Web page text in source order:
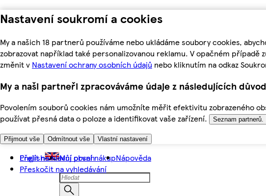
Nastavení soukromí a cookies
My a našich 18 partnerů používáme nebo ukládáme soubory cookies,
zobrazovat například také personalizovanou reklamu. V opačném
změnit v Nastavení ochrany osobních údajů nebo kliknutím na odkaz
My a naši partneři zpracováváme údaje z následujících
Povolením souborů cookies nám umožníte měřit efektivitu zobrazeného
používat přesná data o poloze a identifikovat vaše zařízení.
Seznam partnerů.
Přijmout vše Odmítnout vše Vlastní nastavení
Přejít na hlavní obsah
Přeskočit na vyhledávání
English Můj první nákupNápověda